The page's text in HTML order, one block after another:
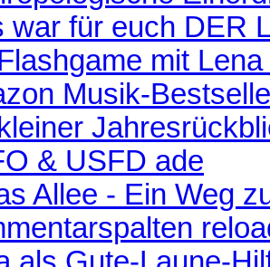
war für euch DER
mit
Musik-
& USFD ade
Allee - Ein Weg